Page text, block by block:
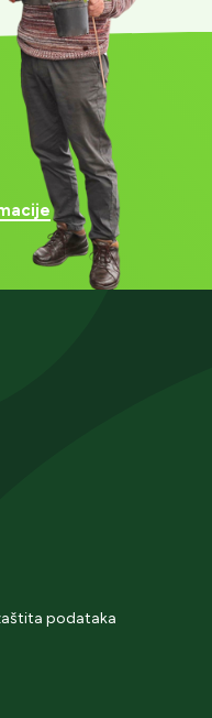
podataka